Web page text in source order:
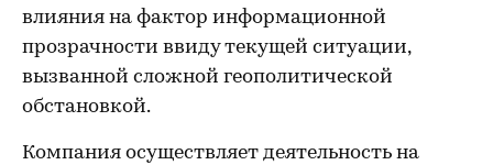
влияния на фактор информационной
прозрачности ввиду текущей ситуации,
вызванной сложной геополитической
обстановкой.
Компания осуществляет деятельность на